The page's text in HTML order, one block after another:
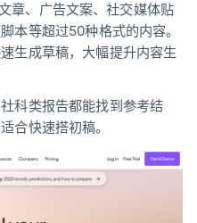
章、广告文案、社交媒体贴
本等超过50种格式的内容。
生成草稿，大幅提升内容生
科类报告都能找到参考结
合快速搭初稿。